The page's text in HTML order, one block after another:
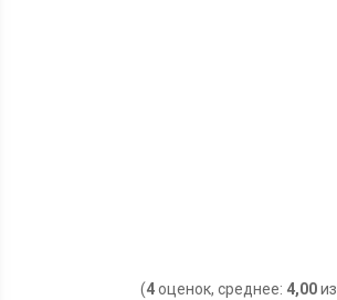
(4оценок, среднее: 4,00